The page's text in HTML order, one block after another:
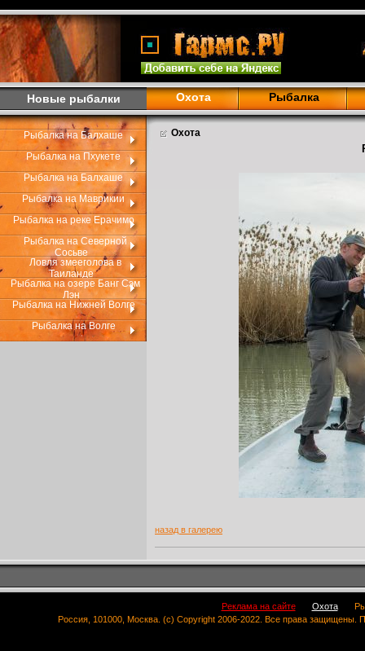
Новые рыбалки Охота Рыбалка
Рыбалка на Балхаше
Рыбалка на Пхукете
Рыбалка на Балхаше
Рыбалка на Маврикии
Рыбалка на реке Ерачимо
Рыбалка на Северной
Сосьве
Ловля змееголова в
Таиланде
Рыбалка на озере Банг Сэм
Лэн
Рыбалка на Нижней Волге
Рыбалка на Волге
Охота
назад в галерею
Реклама на сайте Охота
Россия, 101000, Москва. (c) Copyright 2006-2022. Все права защищены.